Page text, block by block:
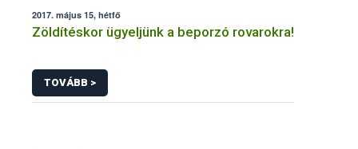
2017. május 15, hétfő
Zöldítéskor ügyeljünk a beporzó rovarokra!
TOVÁBB >